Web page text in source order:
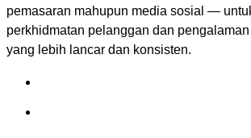
pemasaran mahupun media sosial —
perkhidmatan pelanggan dan
yang lebih lancar dan konsisten.